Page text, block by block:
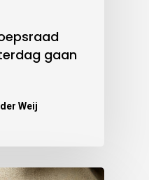
gaan
Weij